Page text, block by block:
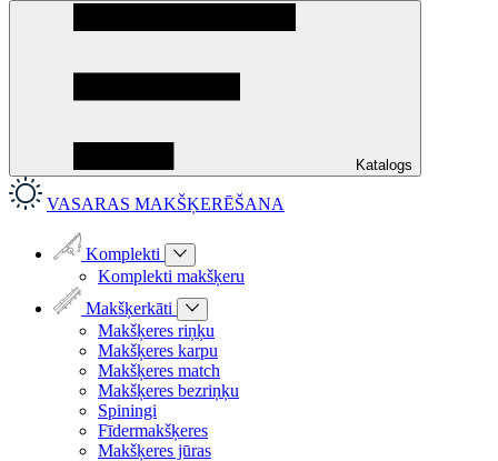
Katalogs
VASARAS MAKŠĶERĒŠANA
Komplekti
Komplekti makšķeru
Makšķerkāti
Makšķeres riņķu
Makšķeres karpu
Makšķeres match
Makšķeres bezriņķu
Spiningi
Fīdermakšķeres
Makšķeres jūras